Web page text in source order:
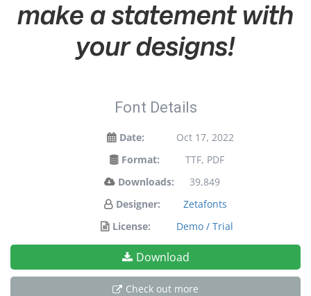
make a statement with
your designs!
Font Details
Date:
Oct 17, 2022
Format:
TTF, PDF
Downloads:
39,849
Designer:
Zetafonts
License:
Demo / Trial
Download
Check out more